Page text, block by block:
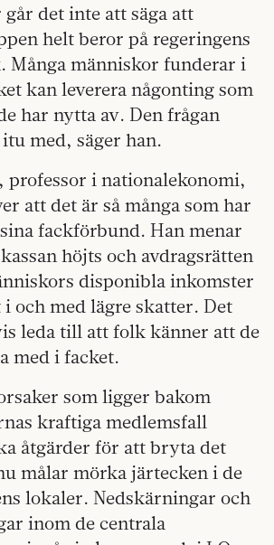
det inte att säga att
helt beror på regeringens
Många människor funderar i
kan leverera någonting som
har nytta av. Den frågan
med, säger han.
professor i nationalekonomi,
att det är så många som har
fackförbund. Han menar
höjts och avdragsrätten
disponibla inkomster
och med lägre skatter. Det
leda till att folk känner att de
med i facket.
som ligger bakom
kraftiga medlemsfall
åtgärder för att bryta det
målar mörka järtecken i de
lokaler. Nedskärningar och
inom de centrala